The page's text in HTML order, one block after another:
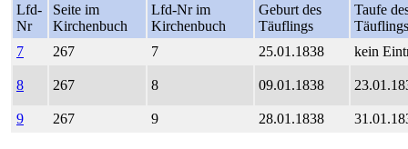
Lfd-
Nr
Seite im
Kirchenbuch
Lfd-Nr im
Kirchenbuch
Geburt des
Täuflings
Taufe
Täuflings
7
267 7 25.01.1838 kein
8 267 8 09.01.1838
9 267 9 28.01.1838